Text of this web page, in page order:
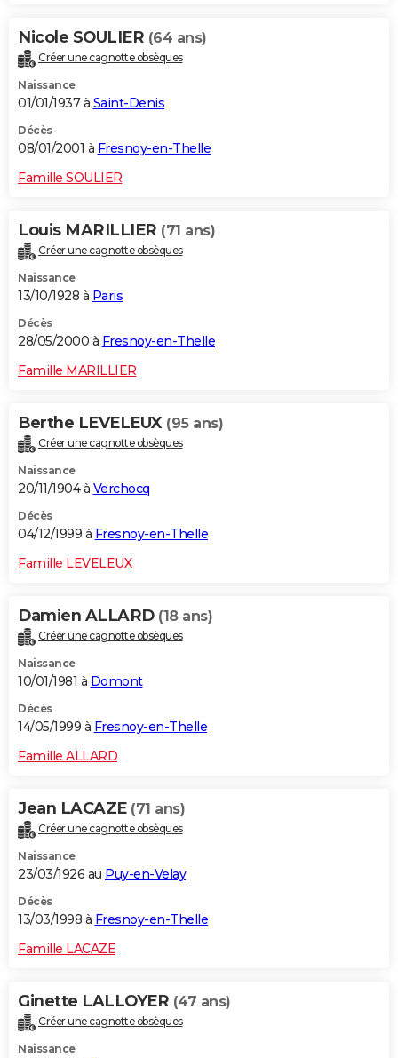
Nicole SOULIER (64 ans)
Créer une cagnotte obsèques
Naissance
01/01/1937 à Saint-Denis
Décès
08/01/2001 à Fresnoy-en-Thelle
Famille SOULIER
Louis MARILLIER (71 ans)
Créer une cagnotte obsèques
Naissance
13/10/1928 à Paris
Décès
28/05/2000 à Fresnoy-en-Thelle
Famille MARILLIER
Berthe LEVELEUX (95 ans)
Créer une cagnotte obsèques
Naissance
20/11/1904 à Verchocq
Décès
04/12/1999 à Fresnoy-en-Thelle
Famille LEVELEUX
Damien ALLARD (18 ans)
Créer une cagnotte obsèques
Naissance
10/01/1981 à Domont
Décès
14/05/1999 à Fresnoy-en-Thelle
Famille ALLARD
Jean LACAZE (71 ans)
Créer une cagnotte obsèques
Naissance
23/03/1926 au Puy-en-Velay
Décès
13/03/1998 à Fresnoy-en-Thelle
Famille LACAZE
Ginette LALLOYER (47 ans)
Créer une cagnotte obsèques
Naissance